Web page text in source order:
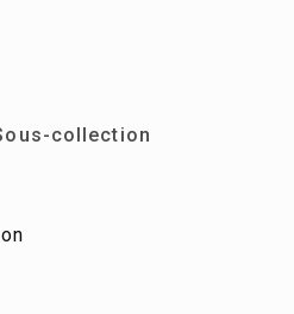
collection